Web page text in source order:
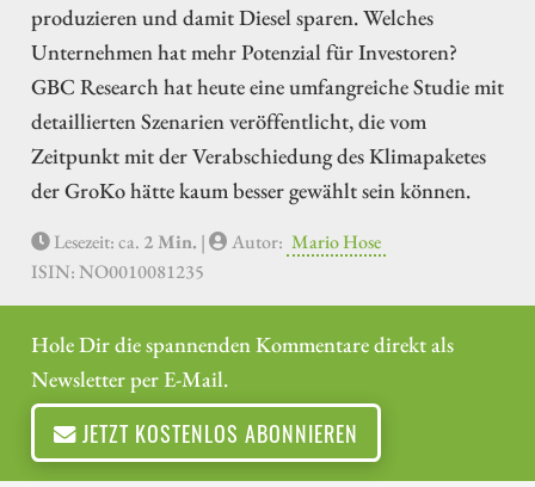
produzieren und damit Diesel sparen. Welches
Unternehmen hat mehr Potenzial für Investoren?
GBC Research hat heute eine umfangreiche Studie mit
detaillierten Szenarien veröffentlicht, die vom
Zeitpunkt mit der Verabschiedung des Klimapaketes
der GroKo hätte kaum besser gewählt sein können.
Lesezeit: ca. 2 Min. | Autor: Mario Hose
ISIN: NO0010081235
Hole Dir die spannenden Kommentare direkt als
Newsletter per E-Mail.
JETZT KOSTENLOS ABONNIEREN